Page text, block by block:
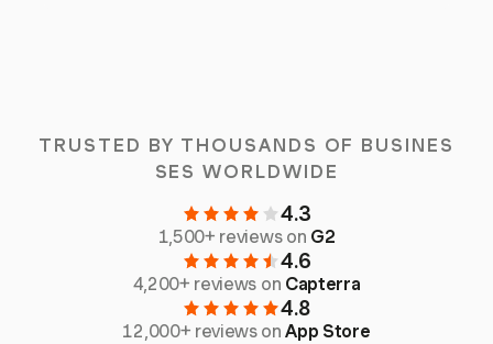
TRUSTED BY THOUSANDS OF BUSINES
SES WORLDWIDE
4.3
1,500+ reviews on G2
4.6
4,200+ reviews on Capterra
4.8
12,000+ reviews onApp Store